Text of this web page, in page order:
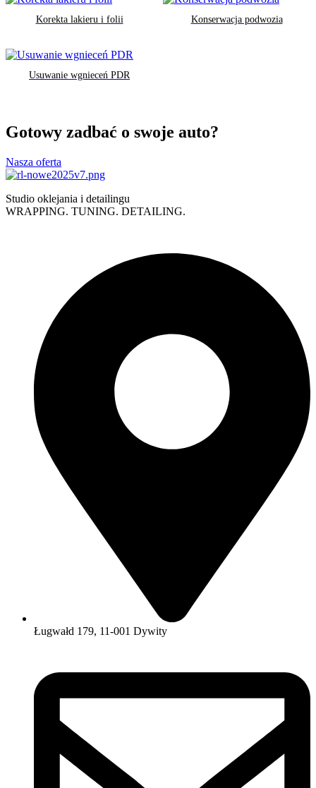
Korekta lakieru i folii Konserwacja podwozia
Usuwanie wgnieceń PDR
Gotowy zadbać o swoje auto?
Nasza oferta
Studio oklejania i detailingu
WRAPPING. TUNING. DETAILING.
Ługwałd 179, 11-001 Dywity